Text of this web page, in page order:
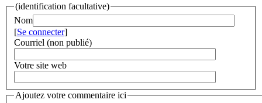
(identification facultative)
Nom
[Se connecter]
Courriel (non publié)
Votre site web
Ajoutez votre commentaire ici